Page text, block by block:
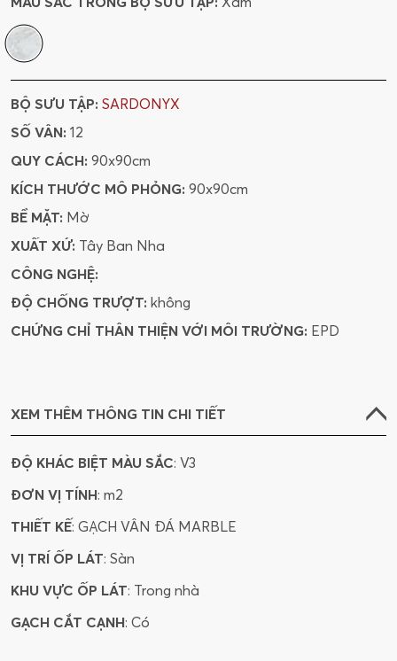
BỘ SƯU TẬP: SARDONYX
SỐ VÂN: 12
QUY CÁCH: 90x90cm
KÍCH THƯỚC MÔ PHỎNG: 90x90cm
BỀ MẶT: Mờ
XUẤT XỨ: Tây Ban Nha
CÔNG NGHỆ:
ĐỘ CHỐNG TRƯỢT: không
CHỨNG CHỈ THÂN THIỆN VỚI MÔI TRƯỜNG: EPD
XEM THÊM THÔNG TIN CHI TIẾT
ĐỘ KHÁC BIỆT MÀU SẮC: V3
ĐƠN VỊ TÍNH: m2
THIẾT KẾ: GẠCH VÂN ĐÁ MARBLE
VỊ TRÍ ỐP LÁT: Sàn
KHU VỰC ỐP LÁT: Trong nhà
GẠCH CẮT CẠNH: Có